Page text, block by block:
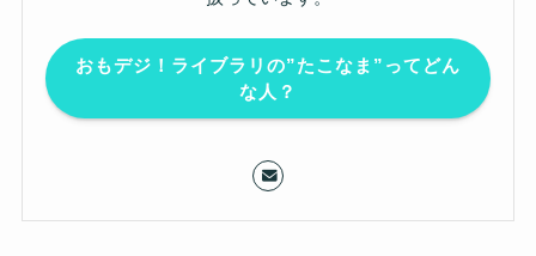
おもデジ！ライブラリの”たこなま”ってどん
な人？